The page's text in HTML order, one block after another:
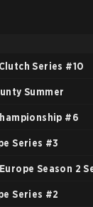
Series #10
Summer
#6
Series #3
Season 2
Series #2